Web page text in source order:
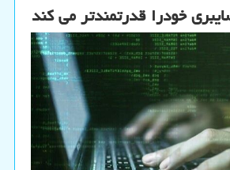
خودرا قدرتمندتر می کند